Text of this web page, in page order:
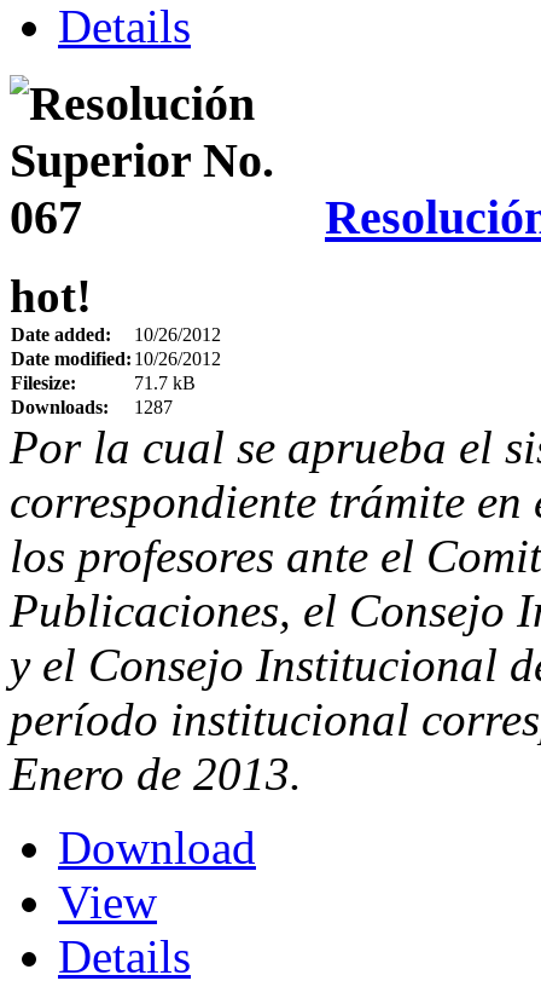
Details
hot!
Date added:
10/26/2012
Date modified: 10/26/2012
Filesize:
71.7 kB
Downloads:
1287
Por la cual se aprueba el
correspondiente trámite
los profesores ante el
Publicaciones, el Consejo
y el Consejo Institucional
período institucional
Enero de 2013.
Download
View
Details